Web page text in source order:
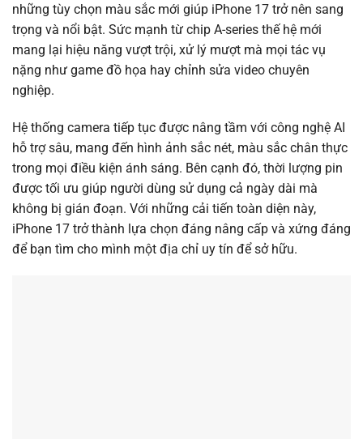
những tùy chọn màu sắc mới giúp iPhone 17 trở nên sang
trọng và nổi bật. Sức mạnh từ chip A-series thế hệ mới
mang lại hiệu năng vượt trội, xử lý mượt mà mọi tác vụ
nặng như game đồ họa hay chỉnh sửa video chuyên
nghiệp.
Hệ thống camera tiếp tục được nâng tầm với công nghệ AI
hỗ trợ sâu, mang đến hình ảnh sắc nét, màu sắc chân thực
trong mọi điều kiện ánh sáng. Bên cạnh đó, thời lượng pin
được tối ưu giúp người dùng sử dụng cả ngày dài mà
không bị gián đoạn. Với những cải tiến toàn diện này,
iPhone 17 trở thành lựa chọn đáng nâng cấp và xứng đáng
để bạn tìm cho mình một địa chỉ uy tín để sở hữu.